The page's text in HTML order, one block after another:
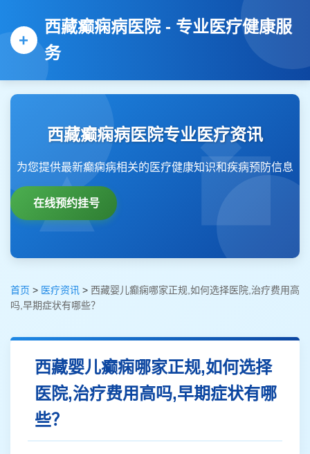
西藏癫痫病医院 - 专业医疗健康服
务
西藏癫痫病医院专业医疗资讯
为您提供最新癫痫病相关的医疗健康知识和疾病预防信息
在线预约挂号
首页 > 医疗资讯 > 西藏婴儿癫痫哪家正规,如何选择医院,治疗费用高
吗,早期症状有哪些？
西藏婴儿癫痫哪家正规,如何选择
医院,治疗费用高吗,早期症状有哪
些？